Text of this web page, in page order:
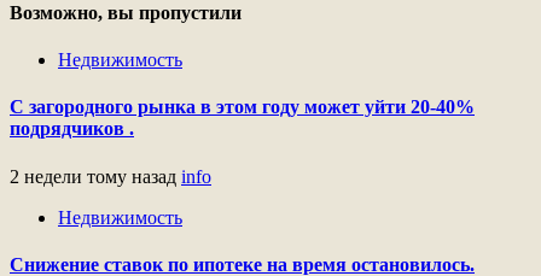
Возможно, вы пропустили
Недвижимость
С загородного рынка в этом году может уйти 20-40%
подрядчиков .
2 недели тому назад info
Недвижимость
Снижение ставок по ипотеке на время остановилось.